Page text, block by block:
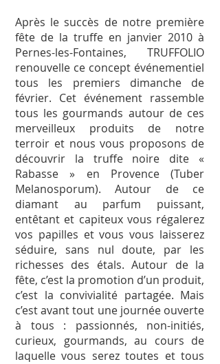
Après le succès de notre première
fête de la truffe en janvier 2010 à
Pernes-les-Fontaines, TRUFFOLIO
renouvelle ce concept événementiel
tous les premiers dimanche de
février. Cet événement rassemble
tous les gourmands autour de ces
merveilleux produits de notre
terroir et nous vous proposons de
découvrir la truffe noire dite «
Rabasse » en Provence (Tuber
Melanosporum). Autour de ce
diamant au parfum puissant,
entêtant et capiteux vous régalerez
vos papilles et vous vous laisserez
séduire, sans nul doute, par les
richesses des étals. Autour de la
fête, c’est la promotion d’un produit,
c’est la convivialité partagée. Mais
c’est avant tout une journée ouverte
à tous : passionnés, non-initiés,
curieux, gourmands, au cours de
laquelle vous serez toutes et tous